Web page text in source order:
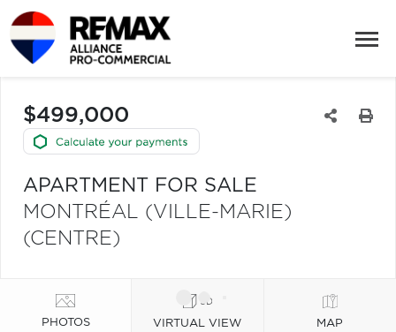
$499,000
APARTMENT FOR SALE
MONTRÉAL (VILLE-MARIE)
(CENTRE)
PHOTOS VIRTUAL VIEW MAP